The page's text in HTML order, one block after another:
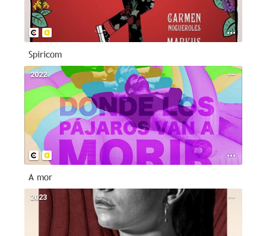
Spiricom
--
2022
A mor
--
2023